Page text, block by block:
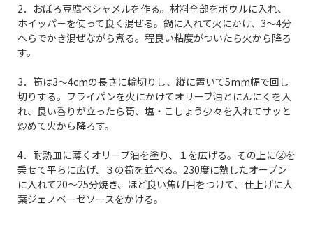
2．おぼろ豆腐ベシャメルを作る。材料全部をボウルに入れ、
ホイッパ－を使って良く混ぜる。鍋に入れて火にかけ、3～4分
へらでかき混ぜながら煮る。程良い粘度がついたら火から降ろ
す。
3．筍は3～4cmの長さに輪切りし、縦に置いて5mm幅で回し
切りする。フライパンを火にかけてオリーブ油とにんにくを入
れ、良い香りが立ったら筍、塩・こしょう少々を入れてサッと
炒めて火から降ろす。
4．耐熱皿に薄くオリーブ油を塗り、１を広げる。その上に②を
乗せて平らに広げ、３の筍を並べる。230度に熱したオーブン
に入れて20～25分焼き、ほど良い焦げ目をつけて、仕上げに大
葉ジェノベーゼソースをかける。